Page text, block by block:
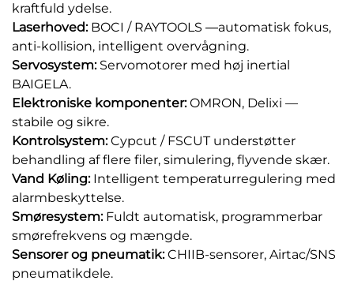
kraftfuld ydelse.
Laserhoved: BOCI / RAYTOOLS —automatisk fokus,
anti-kollision, intelligent overvågning.
Servosystem: Servomotorer med høj inertial
BAIGELA.
Elektroniske komponenter:OMRON, Delixi —
stabile og sikre.
Kontrolsystem:Cypcut / FSCUT understøtter
behandling af flere filer, simulering, flyvende skær.
Vand Køling: Intelligent temperaturregulering med
alarmbeskyttelse.
Smøresystem: Fuldt automatisk, programmerbar
smørefrekvens og mængde.
Sensorer og pneumatik:CHIIB-sensorer, Airtac/SNS
pneumatikdele.